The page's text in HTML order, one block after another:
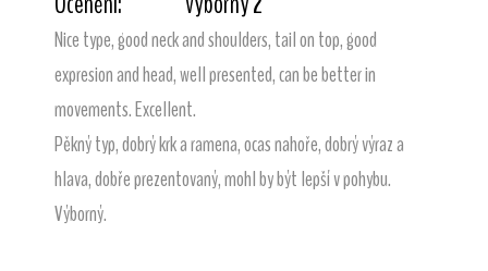
Nice type, good neck and shoulders, tail on top, good
expresion and head, well presented, can be better in
movements. Excellent.
Pěkný typ, dobrý krk a ramena, ocas nahoře, dobrý výraz a
hlava, dobře prezentovaný, mohl by být lepší v pohybu.
Výborný.